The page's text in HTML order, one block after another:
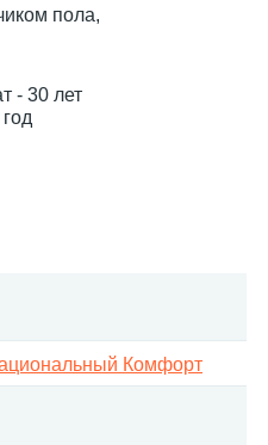
пола,
- 30 лет
Комфорт